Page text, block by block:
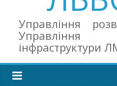
Управління
інфраструктури